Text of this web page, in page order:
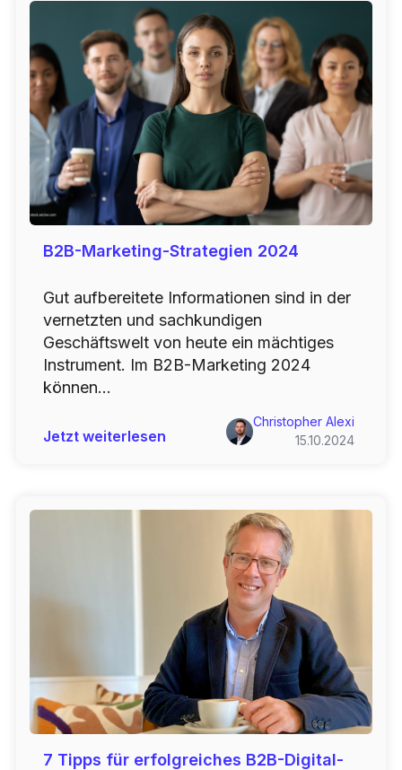
B2B-Marketing-Strategien 2024
Christopher Alexi
15.10.2024
Gut aufbereitete Informationen sind in der
vernetzten und sachkundigen
Geschäftswelt von heute ein mächtiges
Instrument. Im B2B-Marketing 2024
können...
Jetzt weiterlesen
7 Tipps für erfolgreiches B2B-Digital-